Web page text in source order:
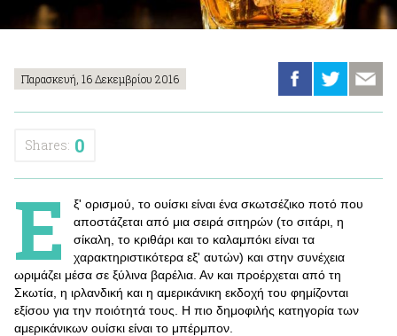
Παρασκευή, 16 Δεκεμβρίου 2016
Shares: 0
Ε
ξ' ορισμού, το ουίσκι είναι ένα σκωτσέζικο ποτό που
αποστάζεται από μια σειρά σιτηρών (το σιτάρι, η
σίκαλη, το κριθάρι και το καλαμπόκι είναι τα
χαρακτηριστικότερα εξ' αυτών) και στην συνέχεια
ωριμάζει μέσα σε ξύλινα βαρέλια. Αν και προέρχεται από τη
Σκωτία, η ιρλανδική και η αμερικάνικη εκδοχή του φημίζονται
εξίσου για την ποιότητά τους. Η πιο δημοφιλής κατηγορία των
αμερικάνικων ουίσκι είναι το μπέρμπον.